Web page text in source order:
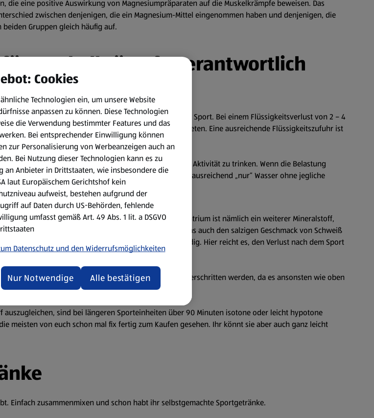
eine positive Auswirkung von Magnesiumpräparaten auf die Muskelkrämpfe beweisen. Das
zwischen denjenigen, die ein Magnesium-Mittel eingenommen haben und denjenigen, die
Gruppen gleich häufig auf.
Muskelkrämpfe verantwortlich
oft unterschätzt wird, ist der Flüssigkeitsverlust beim Sport. Bei einem Flüssigkeitsverlust von 2 – 4
oder Kopfschmerzen auftreten. Eine ausreichende Flüssigkeitszufuhr ist
Sporternährung unbedingt während der sportlichen Aktivität zu trinken. Wenn die Belastung
Sportdauer bis zu 90 Minuten ist es vollkommen ausreichend „nur“ Wasser ohne jegliche
und vor allem auch Natrium zuzusetzen. Natrium ist nämlich ein weiterer Mineralstoff,
Sport Schwitzen geht vor allem Natrium verloren, was auch den salzigen Geschmack von Schweiß
selbst ist laut den Fachgesellschaften nicht notwendig. Hier reicht es, den Verlust nach dem Sport
soll der Gehalt von 125 mg Magnesium/Liter nicht überschritten werden, da es ansonsten wie oben
sind bei längeren Sporteinheiten über 90 Minuten isotone oder leicht hypotone
meisten von euch schon mal fix fertig zum Kaufen gesehen. Ihr könnt sie aber auch ganz leicht
Einfach zusammenmixen und schon habt ihr selbstgemachte Sportgetränke.
Cookies
Technologien ein, um unsere Website
anpassen zu können. Diese Technologien
die Verwendung bestimmter Features und das
Bei entsprechender Einwilligung können
zur Personalisierung von Werbeanzeigen auch an
Bei Nutzung dieser Technologien kann es zu
an Anbieter in Drittstaaten, wie insbesondere die
laut Europäischem Gerichtshof kein
aufweist, bestehen aufgrund der
auf Daten durch US-Behörden, fehlende
umfasst gemäß Art. 49 Abs. 1 lit. a DSGVO
Datenschutz und den Widerrufsmöglichkeiten
Nur Notwendige Alle bestätigen